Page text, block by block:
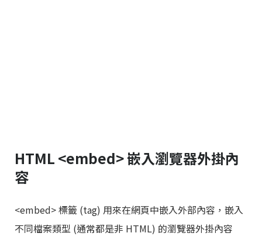
HTML <embed> 嵌入瀏覽器外掛內
容
<embed> 標籤 (tag) 用來在網頁中嵌入外部內容，嵌入
不同檔案類型 (通常都是非 HTML) 的瀏覽器外掛內容